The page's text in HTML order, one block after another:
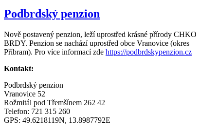
Podbrdský penzion
Nově postavený penzion, leží uprostřed krásné přírody CHKO
BRDY. Penzion se nachází uprostřed obce Vranovice (okres
Příbram). Pro více informací zde https://podbrdskypenzion.cz
Kontakt:
Podbrdský penzion
Vranovice 52
Rožmitál pod Třemšínem 262 42
Telefon: 721 315 260
GPS: 49.6218119N, 13.8987792E